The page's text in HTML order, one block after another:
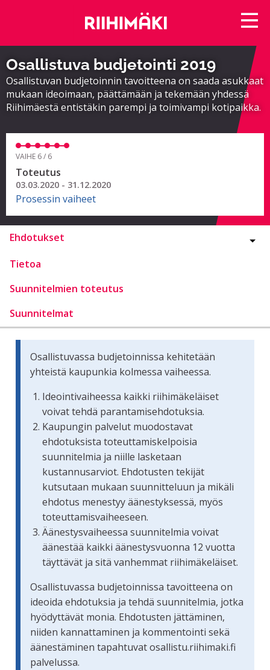
Osallistuva budjetointi 2019
Osallistuvan budjetoinnin tavoitteena on saada asukkaat
mukaan ideoimaan, päättämään ja tekemään yhdessä
Riihimäestä entistäkin parempi ja toimivampi kotipaikka.
VAIHE 6 / 6
Toteutus
03.03.2020 - 31.12.2020
Prosessin vaiheet
Ehdotukset
Tietoa
Suunnitelmien toteutus
Suunnitelmat
Osallistuvassa budjetoinnissa kehitetään
yhteistä kaupunkia kolmessa vaiheessa.
Ideointivaiheessa kaikki riihimäkeläiset
voivat tehdä parantamisehdotuksia.
Kaupungin palvelut muodostavat
ehdotuksista toteuttamiskelpoisia
suunnitelmia ja niille lasketaan
kustannusarviot. Ehdotusten tekijät
kutsutaan mukaan suunnitteluun ja mikäli
ehdotus menestyy äänestyksessä, myös
toteuttamisvaiheeseen.
Äänestysvaiheessa suunnitelmia voivat
äänestää kaikki äänestysvuonna 12 vuotta
täyttävät ja sitä vanhemmat riihimäkeläiset.
Osallistuvassa budjetoinnissa tavoitteena on
ideoida ehdotuksia ja tehdä suunnitelmia, jotka
hyödyttävät monia. Ehdotusten jättäminen,
niiden kannattaminen ja kommentointi sekä
äänestäminen tapahtuvat osallistu.riihimaki.fi
palvelussa.